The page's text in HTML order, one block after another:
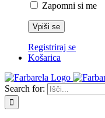
Zapomni si me
Registriraj se
Košarica
Search for: